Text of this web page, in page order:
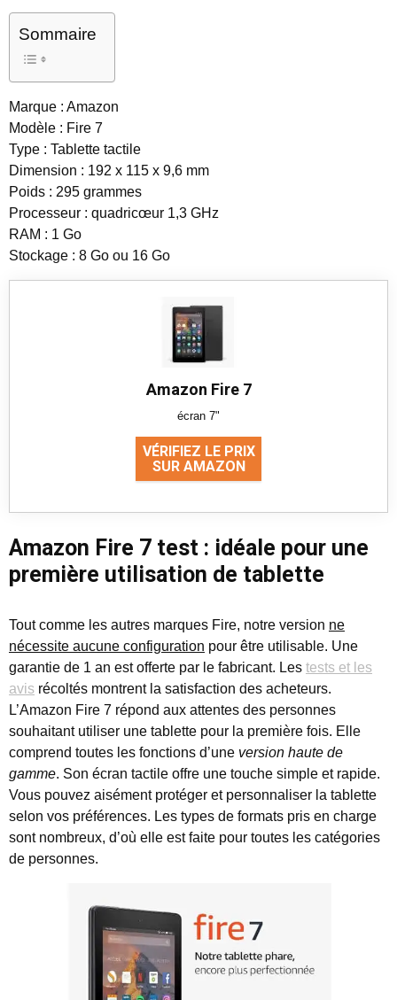
Sommaire
Marque : Amazon
Modèle : Fire 7
Type : Tablette tactile
Dimension : 192 x 115 x 9,6 mm
Poids : 295 grammes
Processeur : quadricœur 1,3 GHz
RAM : 1 Go
Stockage : 8 Go ou 16 Go
Amazon Fire 7
écran 7"
VÉRIFIEZ LE PRIX
SUR AMAZON
Amazon Fire 7 test : idéale pour une
première utilisation de tablette
Tout comme les autres marques Fire, notre version ne
nécessite aucune configuration pour être utilisable. Une
garantie de 1 an est offerte par le fabricant. Les tests et les
avis récoltés montrent la satisfaction des acheteurs.
L’Amazon Fire 7 répond aux attentes des personnes
souhaitant utiliser une tablette pour la première fois. Elle
comprend toutes les fonctions d’une version haute de
gamme. Son écran tactile offre une touche simple et rapide.
Vous pouvez aisément protéger et personnaliser la tablette
selon vos préférences. Les types de formats pris en charge
sont nombreux, d’où elle est faite pour toutes les catégories
de personnes.